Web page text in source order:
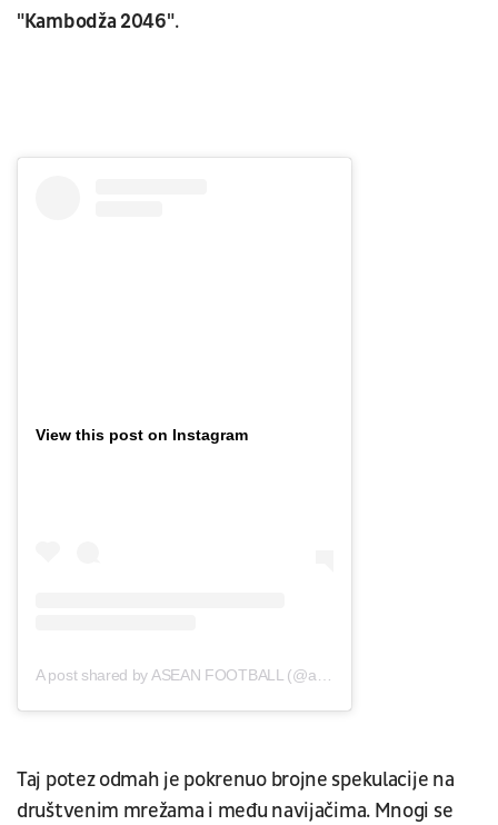
"Kambodža 2046".
View this post on Instagram
Taj potez odmah je pokrenuo brojne spekulacije na
društvenim mrežama i među navijačima. Mnogi se